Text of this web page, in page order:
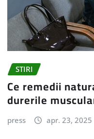
STIRI
Ce remedii
durerile
press apr. 23, 2025